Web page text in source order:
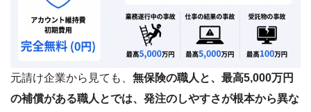
元請け企業から見ても、 無保険の職人と、最高5,000万円
の補償がある職人とでは、発注のしやすさが根本から異な